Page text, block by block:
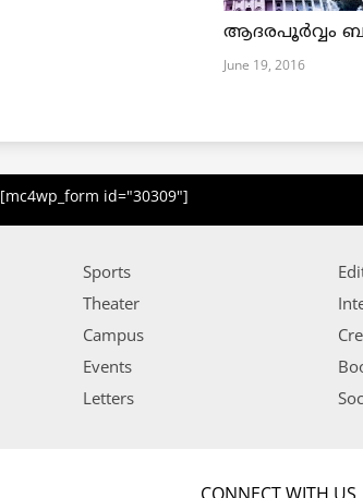
ആദരപൂര്‍വ്വം
June 19, 2016
[mc4wp_form id="30309"]
Sports
Theater
Campus
Events
Letters